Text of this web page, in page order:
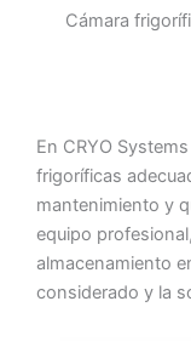
Cámara
En CRYO
frigoríficas
mantenimiento y
equipo
almacenamiento
considerado y la